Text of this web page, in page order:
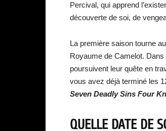
Percival, qui apprend
découverte de soi, de
La première saison tourne
Royaume de Camelot.
poursuivent leur quête en
vous avez déjà terminé les
Seven Deadly Sins Four
QUELLE DATE DE